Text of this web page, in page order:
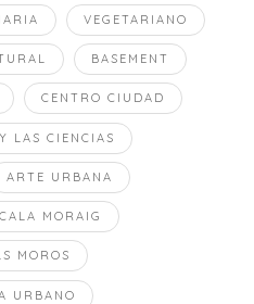
VEGETARIANO
BASEMENT
CENTRO CIUDAD
LAS CIENCIAS
ARTE URBANA
CALA MORAIG
MOROS
URBANO